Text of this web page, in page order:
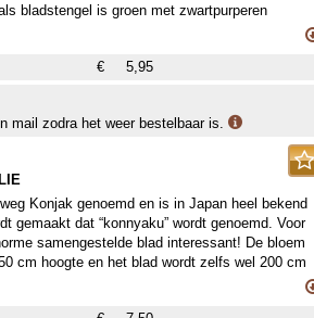
bladstengel is groen met zwartpurperen
Het eerste jaar kunnen we nog geen
€
5,95
mail zodra het weer bestelbaar is.
Konjak genoemd en is in Japan heel bekend
gemaakt dat “konnyaku” wordt genoemd. Voor
samengestelde blad interessant! De bloem
cm hoogte en het blad wordt zelfs wel 200 cm
als je ze in de winter in een kasje zet,
100 cm hoog.